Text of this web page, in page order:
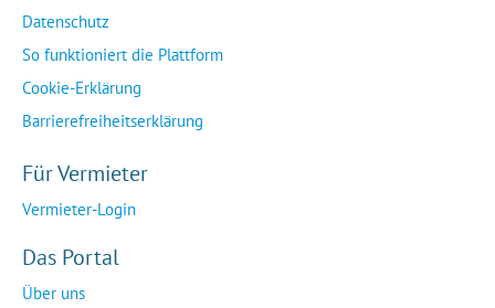
Datenschutz
So funktioniert die Plattform
Cookie-Erklärung
Barrierefreiheitserklärung
Für Vermieter
Vermieter-Login
Das Portal
Über uns